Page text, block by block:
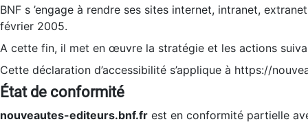
BNF s ’engage à rendre ses sites internet, intranet,
février 2005.
A cette fin, il met en œuvre la stratégie et les actions
Cette déclaration d’accessibilité s’applique à https://
État de conformité
nouveautes-editeurs.bnf.fr est en conformité partielle